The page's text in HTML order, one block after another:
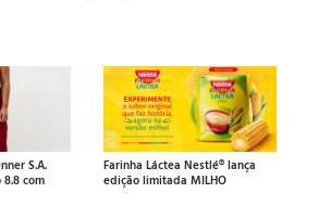
S.A.
com
Farinha Láctea Nestlé® lança
edição limitada MILHO